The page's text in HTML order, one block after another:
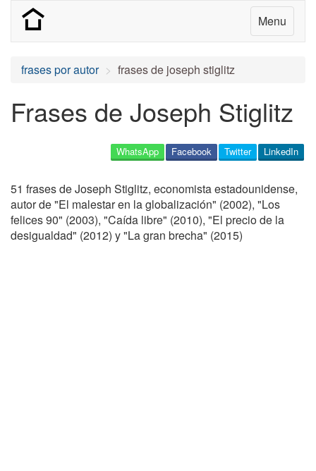
Menu
frases por autor frases de joseph stiglitz
Frases de Joseph Stiglitz
LinkedIn
Twitter
Facebook
WhatsApp
51 frases de Joseph Stiglitz, economista estadounidense,
autor de "El malestar en la globalización" (2002), "Los
felices 90" (2003), "Caída libre" (2010), "El precio de la
desigualdad" (2012) y "La gran brecha" (2015)